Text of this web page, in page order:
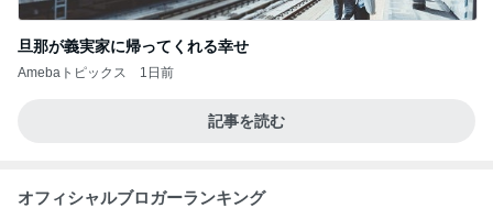
旦那が義実家に帰ってくれる幸せ
Amebaトピックス 1日前
記事を読む
オフィシャルブロガーランキング